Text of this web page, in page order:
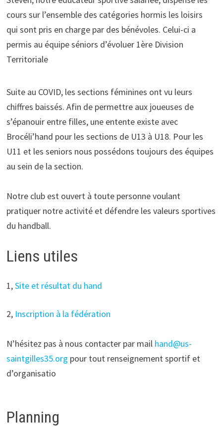
cours sur l’ensemble des catégories hormis les loisirs
qui sont pris en charge par des bénévoles. Celui-ci a
permis au équipe séniors d’évoluer 1ère Division
Territoriale
Suite au COVID, les sections féminines ont vu leurs
chiffres baissés. Afin de permettre aux joueuses de
s’épanouir entre filles, une entente existe avec
Brocéli’hand pour les sections de U13 à U18. Pour les
U11 et les seniors nous possédons toujours des équipes
au sein de la section.
Notre club est ouvert à toute personne voulant
pratiquer notre activité et défendre les valeurs sportives
du handball.
Liens utiles
1,Site et résultat du hand
2, Inscription à la fédération
N’hésitez pas à nous contacter par mail hand@us-
saintgilles35.org pour tout renseignement sportif et
d’organisatio
Planning